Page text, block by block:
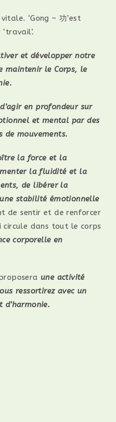
vitale. ‘Gong – 功’est
et développer notre
maintenir le Corps, le
d’agir en profondeur sur
et mental par des
de mouvements.
la force et la
la fluidité et la
de libérer la
stabilité émotionnelle
de sentir et de renforcer
circule dans tout le corps
corporelle en
proposeraune activité
ressortirez avec un
d’harmonie.